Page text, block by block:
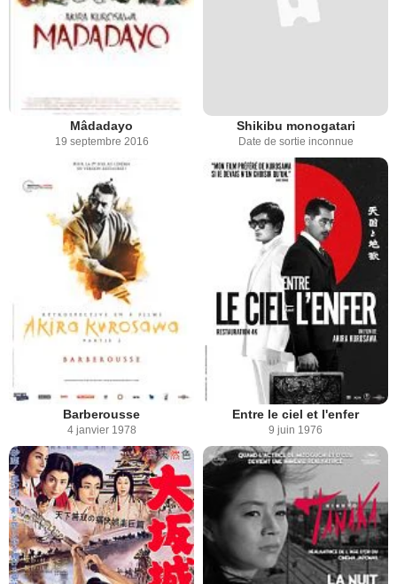
Mâdadayo
19 septembre 2016
Shikibu monogatari
Date de sortie inconnue
Barberousse
4 janvier 1978
Entre le ciel et l'enfer
9 juin 1976